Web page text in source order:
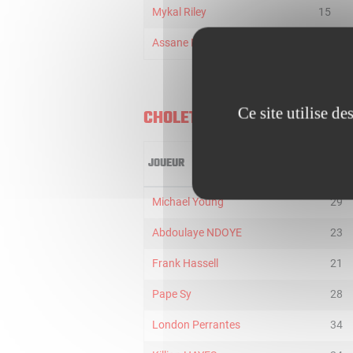
Mykal Riley 15
Assane Ndoye
CHOLET BASKET
JOUEUR
Michael Young 29
Abdoulaye NDOYE 23
Frank Hassell 21
Pape Sy 28
London Perrantes 34
Ce site utilise